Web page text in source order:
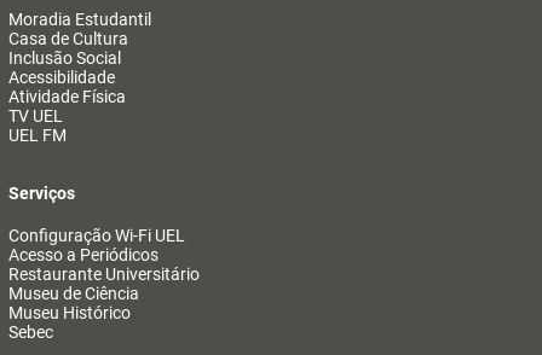
Moradia Estudantil
Casa de Cultura
Inclusão Social
Acessibilidade
Atividade Física
TV UEL
UEL FM
Serviços
Configuração Wi-Fi UEL
Acesso a Periódicos
Restaurante Universitário
Museu de Ciência
Museu Histórico
Sebec